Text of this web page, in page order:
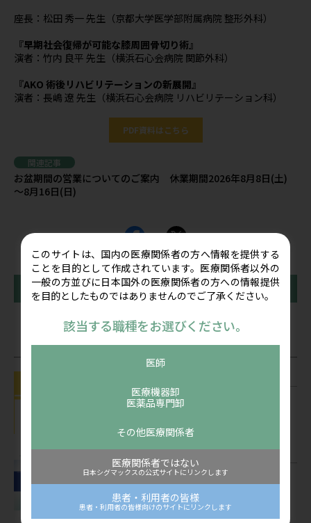
座長：松田 秀一 先生（京都大学医学部附属病院 整形外科）
『早期社会復帰が可能な膝周囲骨切り術』
演者：竹内 良平 先生（横浜石心会病院 関節外科）
『AKO 術後リハビリテーションの新展開』
演者：長嶋 遼 先生（横浜石心会病院 リハビリテーション科）
PDF資料はこちら
関連記事
お盆期間の営業についてのご案内 休業期間2026年8月8日(土)
～8月16日(日)
前の記事 一覧に戻る 次の記事
お盆期間の営業についてのご案内 休業
期間2026年8月8日(土) ～8月16日(日)
公開：2026/07/22
看護師向け情報サイト「ディアケア」
2026年5月掲載「看護ケアにポケットエ
コーを活用しよう！」を公開しました
公開：2026/07/07
このサイトは、国内の医療関係者の方へ情報を提供する
ことを目的として作成されています。医療関係者以外の
一般の方並びに日本国外の医療関係者の方への情報提供
を目的としたものではありませんのでご了承ください。
該当する職種をお選びください。
医師
医療機器卸
医薬品専門卸
その他医療関係者
医療関係者ではない
日本シグマックスの公式サイトにリンクします
患者・利用者の皆様
患者・利用者の皆様向けのサイトにリンクします